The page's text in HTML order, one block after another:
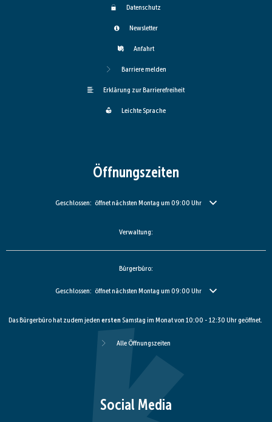
Datenschutz
Newsletter
Anfahrt
Barriere melden
Erklärung zur Barrierefreiheit
Leichte Sprache
Öffnungszeiten
Klicken, um weitere Öffnungs- oder Schließzeiten auszublenden
Geschlossen: öffnet nächsten Montag um 09:00 Uhr
Verwaltung:
Bürgerbüro:
Klicken, um weitere Öffnungs- oder Schließzeiten auszublenden
Geschlossen: öffnet nächsten Montag um 09:00 Uhr
Das Bürgerbüro hat zudem jeden erstenSamstag im Monat von 10:00 - 12:30 Uhr geöffnet.
Alle Öffnungszeiten
Social Media